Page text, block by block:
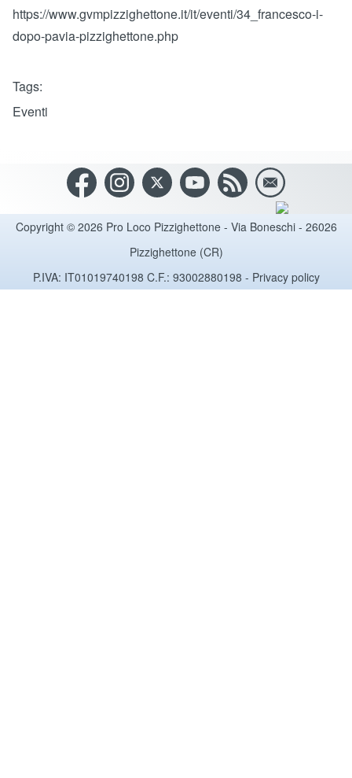
https://www.gvmpizzighettone.it/it/eventi/34_francesco-i-
dopo-pavia-pizzighettone.php
Tags
Eventi
Copyright © 2026 Pro Loco Pizzighettone - Via Boneschi - 26026
Pizzighettone (CR)
P.IVA: IT01019740198 C.F.: 93002880198 - Privacy policy